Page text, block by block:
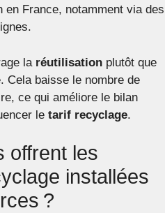
en France, notamment via des
la réutilisation plutôt que
Cela baisse le nombre de
ce qui améliore le bilan
le tarif recyclage.
offrent les
installées
?